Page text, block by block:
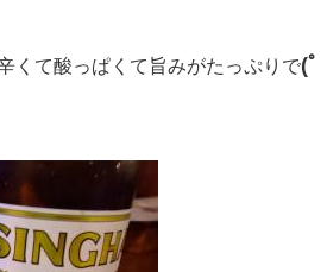
くて酸っぱくて旨みがたっぷりで(ﾟ